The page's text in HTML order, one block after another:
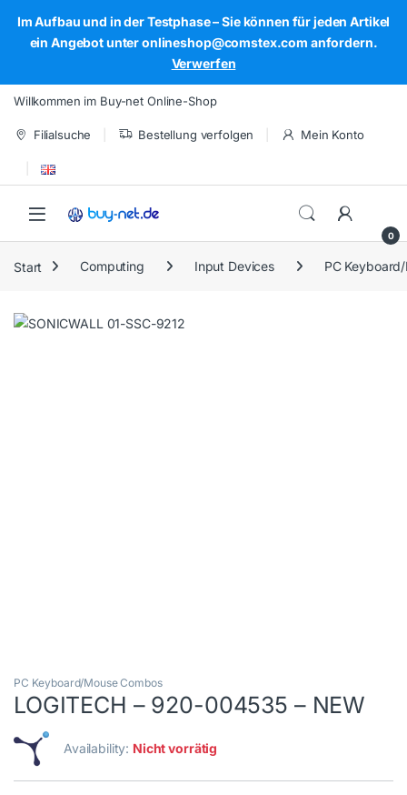
Im Aufbau und in der Testphase – Sie können für jeden Artikel
ein Angebot unter onlineshop@comstex.com anfordern.
Verwerfen
Skip to navigation
Skip to content
Willkommen im Buy-net Online-Shop
Filialsuche Bestellung verfolgen Mein Konto
Open
0
Start Computing Input Devices PC
PC Keyboard/Mouse Combos
LOGITECH – 920-004535 – NEW
Availability: Nicht vorrätig